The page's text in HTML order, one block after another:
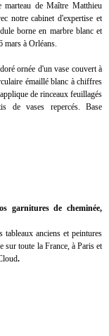
de Maître Matthieu
notre cabinet d'expertise et
borne en marbre blanc et
mars à Orléans.
ornée d'un vase couvert à
émaillé blanc à chiffres
de rinceaux feuillagés
de vases repercés. Base
garnitures de cheminée,
tableaux anciens et peintures
sur toute la France, à Paris et
.